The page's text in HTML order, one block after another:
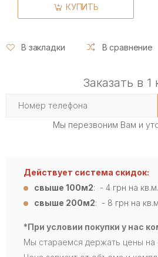
КУПИТЬ
В закладки В сравнение
Заказать в 1
Мы перезвоним Вам и
Действует система скидок:
свыше 100м2: - 4 грн на кв.м.
свыше 200м2: - 8 грн на
*При условии покупки у нас
Мы стараемся держать цены на